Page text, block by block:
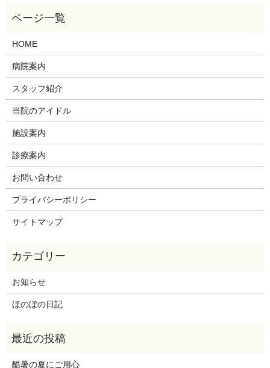
HOME
病院案内
スタッフ紹介
当院のアイドル
施設案内
診療案内
お問い合わせ
プライバシーポリシー
サイトマップ
お知らせ
ほのぼの日記
酷暑の夏にご用心